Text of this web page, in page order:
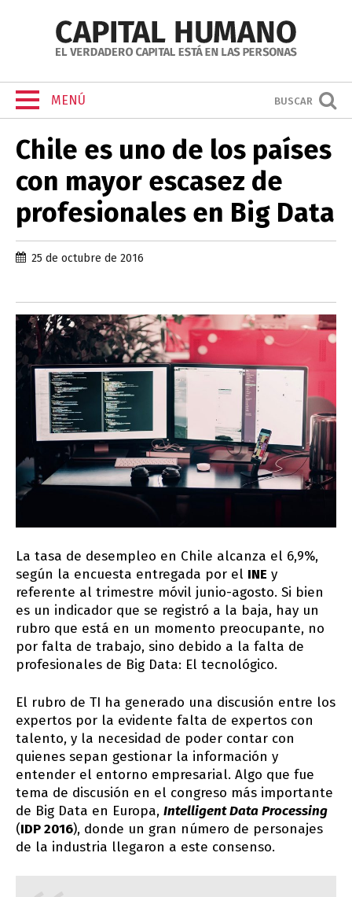
MENÚ BUSCAR
Chile es uno de los países
con mayor escasez de
profesionales en Big Data
25 de octubre de 2016
La tasa de desempleo en Chile alcanza el 6,9%,
según la encuesta entregada por el INE y
referente al trimestre móvil junio-agosto. Si bien
es un indicador que se registró a la baja, hay un
rubro que está en un momento preocupante, no
por falta de trabajo, sino debido a la falta de
profesionales de Big Data: El tecnológico.
El rubro de TI ha generado una discusión entre los
expertos por la evidente falta de expertos con
talento, y la necesidad de poder contar con
quienes sepan gestionar la información y
entender el entorno empresarial. Algo que fue
tema de discusión en el congreso más importante
de Big Data en Europa, Intelligent Data Processing
(IDP 2016), donde un gran número de personajes
de la industria llegaron a este consenso.